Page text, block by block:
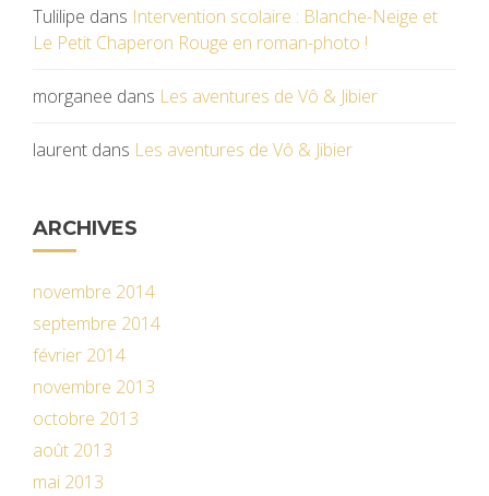
Tulilipe dans Intervention scolaire : Blanche-Neige et
Le Petit Chaperon Rouge en roman-photo !
morganee dans Les aventures de Vô & Jibier
laurent dans Les aventures de Vô & Jibier
ARCHIVES
novembre 2014
septembre 2014
février 2014
novembre 2013
octobre 2013
août 2013
mai 2013